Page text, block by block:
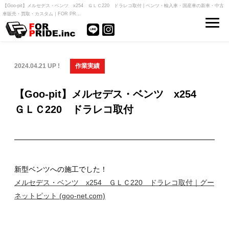
【Goo-pit】メルセデス・ベンツ x254 ＧＬＣ220 ドラレコ取付 | ベンツ・輸入車・国産車の新車・中古
車販売・買取・カスタム｜FOR PR…
2024.04.21 UP ! 作業実績
【Goo-pit】メルセデス・ベンツ x254
ＧＬＣ220 ドラレコ取付
新型ベンツへの施工でした！
メルセデス・ベンツ x254 ＧＬＣ220 ドラレコ取付｜グー
ネットピット (goo-net.com)